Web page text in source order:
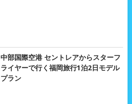
中部国際空港 セントレアからスターフ
ライヤーで行く福岡旅行1泊2日モデル
プラン